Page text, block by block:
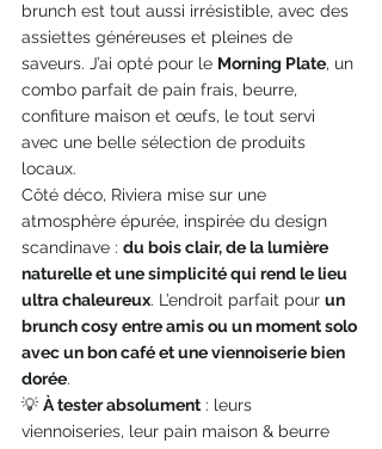
brunch est tout aussi irrésistible, avec des
assiettes généreuses et pleines de
saveurs. J’ai opté pour le Morning Plate, un
combo parfait de pain frais, beurre,
confiture maison et œufs, le tout servi
avec une belle sélection de produits
locaux.
Côté déco, Riviera mise sur une
atmosphère épurée, inspirée du design
scandinave : du bois clair, de la lumière
naturelle et une simplicité qui rend le lieu
ultra chaleureux. L’endroit parfait pour un
brunch cosy entre amis ou un moment solo
avec un bon café et une viennoiserie bien
dorée.
💡 À tester absolument : leurs
viennoiseries, leur pain maison & beurre